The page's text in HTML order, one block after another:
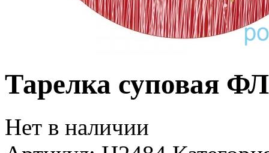
Тарелка суповая
Нет в наличии